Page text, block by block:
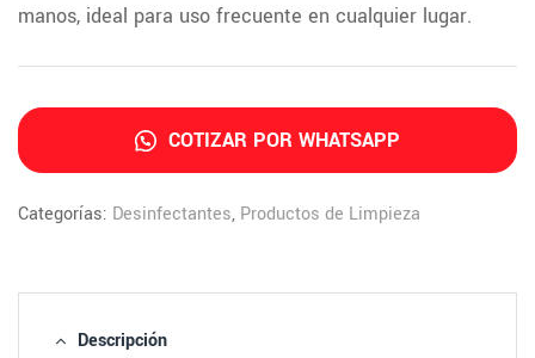
manos, ideal para uso frecuente en cualquier lugar.
COTIZAR POR WHATSAPP
Categorías: Desinfectantes, Productos de Limpieza
Descripción